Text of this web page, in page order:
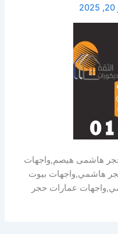
هاشمى هيصم,واجهات
هاشمي,واجهات بيوت
عمارات حجر